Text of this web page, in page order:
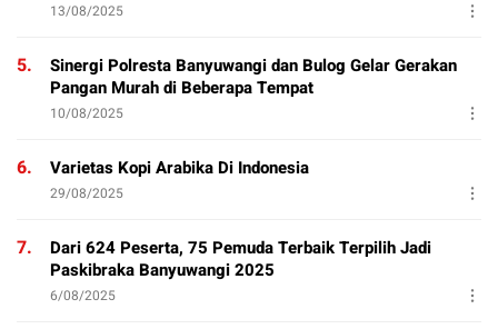
13/08/2025
5.
Sinergi Polresta Banyuwangi dan Bulog Gelar Gerakan
Pangan Murah di Beberapa Tempat
10/08/2025
6. Varietas Kopi Arabika Di Indonesia
29/08/2025
7.
Dari 624 Peserta, 75 Pemuda Terbaik Terpilih Jadi
Paskibraka Banyuwangi 2025
6/08/2025